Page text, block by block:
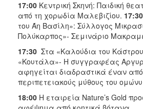
17:00 Κεντρική Σκηνή: Παιδική
από τη χορωδία Μαλεβιζίου. 17:30
του Άη Βασίλη»: Σύλλογος
Πολύκαρπος»- Σεμινάριο
17:30 Στα «Καλούδια του
«Κουτάλα»- Η συγγραφέας
αφηγείται διαδραστικά έναν
περιπετειακούς μύθους του
18:00 Η εταιρεία Nature’s Gold